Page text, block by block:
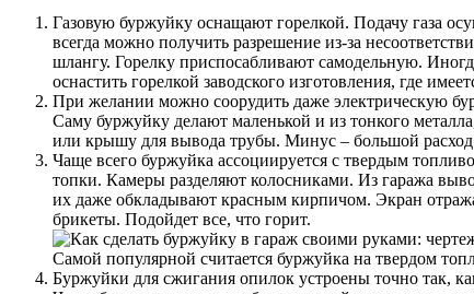
Газовую буржуйку оснащают горелкой. Подачу газа
всегда можно получить разрешение из-за
шлангу. Горелку приспосабливают самодельную.
оснастить горелкой заводского изготовления, где
При желании можно соорудить даже электрическую
Саму буржуйку делают маленькой и из тонкого
или крышу для вывода трубы. Минус – большой
Чаще всего буржуйка ассоциируется с твердым
топки. Камеры разделяют колосниками. Из гаража
их даже обкладывают красным кирпичом. Экран
брикеты. Подойдет все, что горит.
Самой популярной считается буржуйка на твердом
Буржуйки для сжигания опилок устроены точно так,